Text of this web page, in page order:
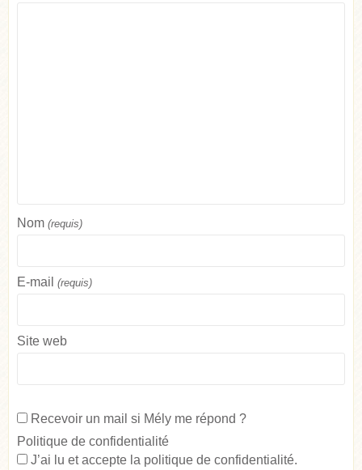
Nom (requis)
E-mail (requis)
Site web
Recevoir un mail si Mély me répond ?
Politique de confidentialité
J’ai lu et accepte la politique de confidentialité.